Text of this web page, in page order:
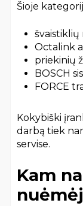
Šioje
Octalink
priekinių
BOSCH
FORCE
Kokybiški
darbą tiek
servise.
Kam